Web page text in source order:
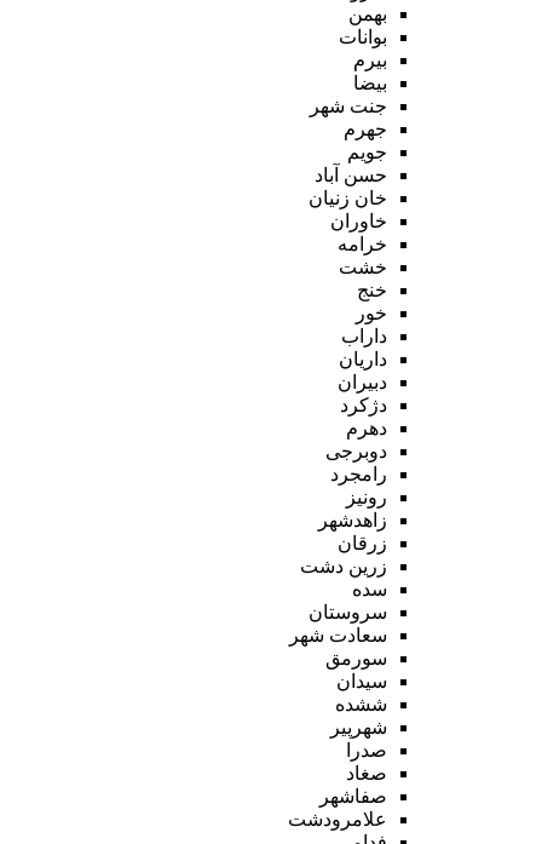
بهمن
بوانات
بیرم
بیضا
جنت شهر
جهرم
جویم
حسن آباد
خان زنیان
خاوران
خرامه
خشت
خنج
خور
داراب
داریان
دبیران
دژکرد
دهرم
دوبرجی
رامجرد
رونیز
زاهدشهر
زرقان
زرین دشت
سده
سروستان
سعادت شهر
سورمق
سیدان
ششده
شهرپیر
صدرا
صغاد
صفاشهر
علامرودشت